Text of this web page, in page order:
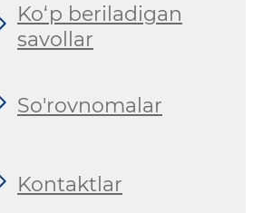
Ko‘p beriladigan
savollar
So'rovnomalar
Kontaktlar